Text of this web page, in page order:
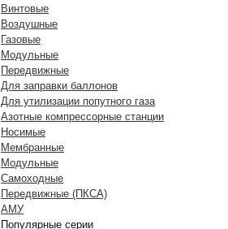
Винтовые
Воздушные
Газовые
Модульные
Передвижные
Для заправки баллонов
Для утилизации попутного газа
Азотные компрессорные станции
Носимые
Мембранные
Модульные
Самоходные
Передвижные (ПКСА)
АМУ
Популярные серии